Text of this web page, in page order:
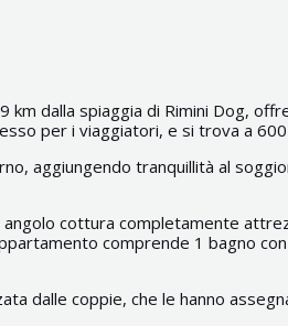
dalla spiaggia di Rimini Dog,
per i viaggiatori, e si trova a
aggiungendo tranquillità al
angolo cottura completamente
comprende 1 bagno
dalle coppie, che le hanno